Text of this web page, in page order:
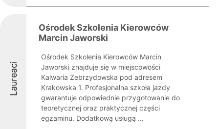
Laureaci
Ośrodek Szkolenia Kierowców
Marcin Jaworski
Ośrodek Szkolenia Kierowców Marcin
Jaworski znajduje się w miejscowości
Kalwaria Zebrzydowska pod adresem
Krakowska 1. Profesjonalna szkoła jazdy
gwarantuje odpowiednie przygotowanie do
teoretycznej oraz praktycznej części
egzaminu. Dodatkową usługą ...